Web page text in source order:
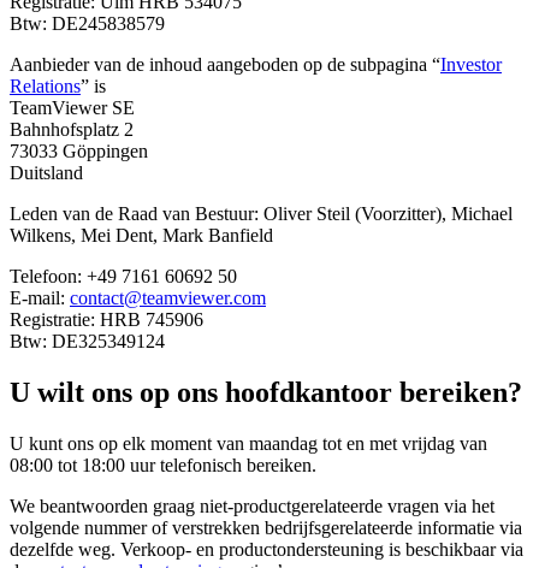
Btw: DE245838579
Aanbieder van de inhoud aangeboden op de subpagina “Investor
Relations” is
TeamViewer SE
Bahnhofsplatz 2
73033 Göppingen
Duitsland
Leden van de Raad van Bestuur: Oliver Steil (Voorzitter), Michael
Wilkens, Mei Dent, Mark Banfield
Telefoon: +49 7161 60692 50
E-mail: contact@teamviewer.com
Registratie: HRB 745906
Btw: DE325349124
U wilt ons op ons hoofdkantoor bereiken?
U kunt ons op elk moment van maandag tot en met vrijdag van
08:00 tot 18:00 uur telefonisch bereiken.
We beantwoorden graag niet-productgerelateerde vragen via het
volgende nummer of verstrekken bedrijfsgerelateerde informatie via
dezelfde weg. Verkoop- en productondersteuning is beschikbaar via